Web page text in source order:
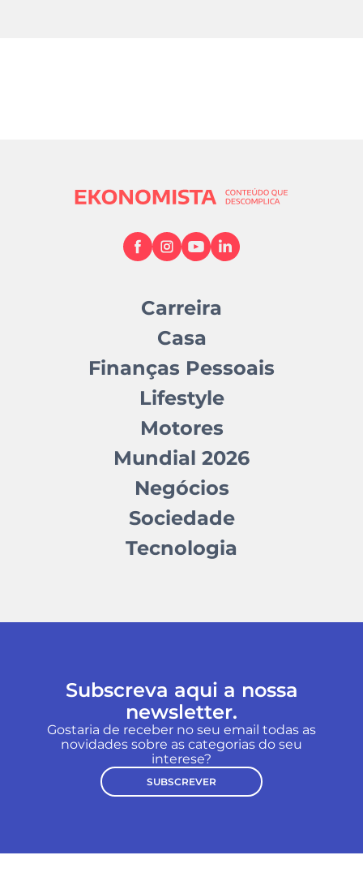
Carreira
Casa
Finanças Pessoais
Lifestyle
Motores
Mundial 2026
Negócios
Sociedade
Tecnologia
Subscreva aqui a nossa
newsletter.
Gostaria de receber no seu email todas as
novidades sobre as categorias do seu
interese?
SUBSCREVER